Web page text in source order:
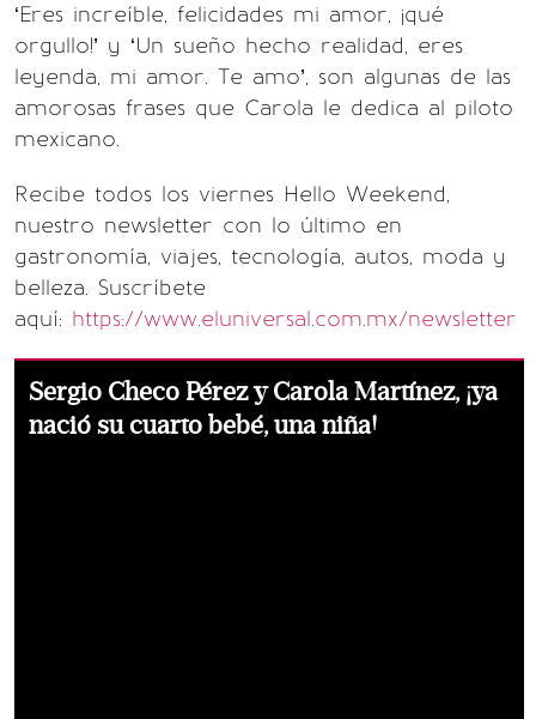
‘Eres increíble, felicidades mi amor, ¡qué
orgullo!’ y ‘Un sueño hecho realidad, eres
leyenda, mi amor. Te amo’, son algunas de las
amorosas frases que Carola le dedica al piloto
mexicano.
Recibe todos los viernes Hello Weekend,
nuestro newsletter con lo último en
gastronomía, viajes, tecnología, autos, moda y
belleza. Suscríbete
aquí: https://www.eluniversal.com.mx/newsletter
Sergio Checo Pérez y Carola Martínez, ¡ya
nació su cuarto bebé, una niña!